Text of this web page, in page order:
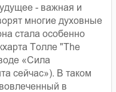
- важная и
многие духовные
стала особенно
Толле "The
«Сила
сейчас»). В таком
в